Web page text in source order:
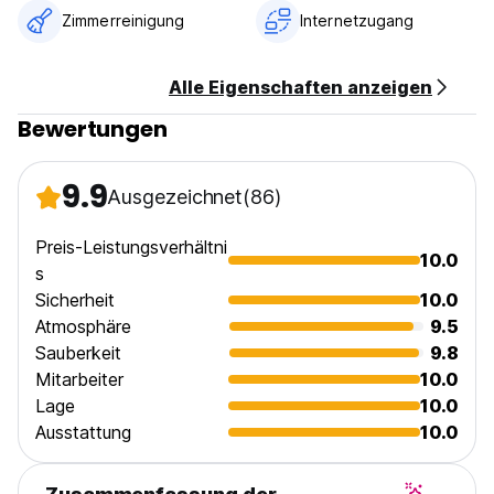
Zimmerreinigung Internetzugang
Alle Eigenschaften anzeigen
Bewertungen
9.9Ausgezeichnet(86)
Preis-Leistungsverhältni
s
10.0
Sicherheit
10.0
Atmosphäre
9.5
Sauberkeit
9.8
Mitarbeiter
10.0
Lage
10.0
Ausstattung
10.0